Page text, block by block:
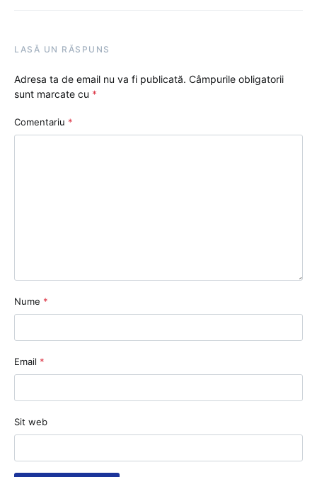
LASĂ UN RĂSPUNS
Adresa ta de email nu va fi publicată. Câmpurile obligatorii
sunt marcate cu *
Comentariu *
Nume *
Email *
Sit web